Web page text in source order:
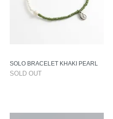
SOLO BRACELET KHAKI PEARL
SOLD OUT